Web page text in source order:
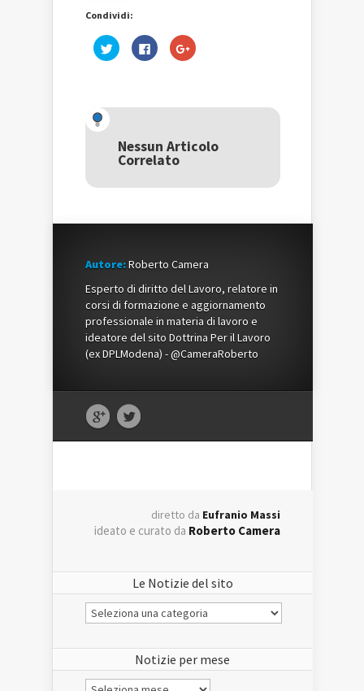
Condividi:
Fai
clic
una
nuova
finestra)
Fai
clic
nuova
finestra)
Fai
clic
una
nuova
Nessun Articolo
Correlato
Autore:Roberto Camera
Esperto di diritto del Lavoro, relatore in
corsi di formazione e aggiornamento
professionale in materia di lavoro e
ideatore del sito Dottrina Per il Lavoro
(ex DPLModena) - @CameraRoberto
diretto da Eufranio Massi
ideato e curato da Roberto Camera
Le Notizie del sito
Le
Notizie
Notizie per mese
Notizie